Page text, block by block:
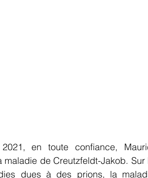
en toute confiance,
maladie de Creutzfeldt-Jakob.
dues à des prions, la